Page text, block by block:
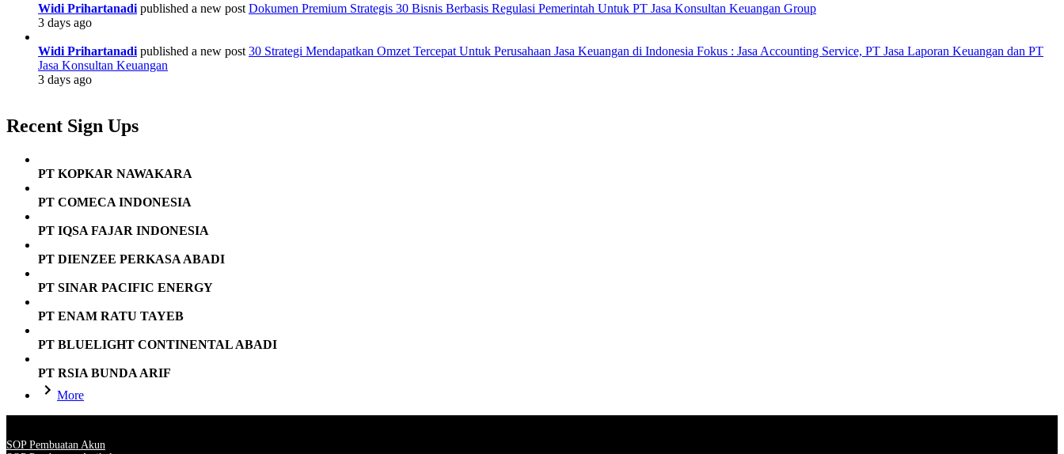
Widi Prihartanadi published a new post Dokumen Premium Strategis 30 Bisnis Berbasis Regulasi Pemerintah Untuk PT Jasa Konsultan Keuangan Group
3 days ago
Widi Prihartanadi published a new post 30 Strategi Mendapatkan Omzet Tercepat Untuk Perusahaan Jasa Keuangan di Indonesia Fokus : Jasa Accounting Service, PT Jasa Laporan Keuangan dan PT
Jasa Konsultan Keuangan
3 days ago
Recent Sign Ups
PT KOPKAR NAWAKARA
PT COMECA INDONESIA
PT IQSA FAJAR INDONESIA
PT DIENZEE PERKASA ABADI
PT SINAR PACIFIC ENERGY
PT ENAM RATU TAYEB
PT BLUELIGHT CONTINENTAL ABADI
PT RSIA BUNDA ARIF
More
SOP Pembuatan Akun